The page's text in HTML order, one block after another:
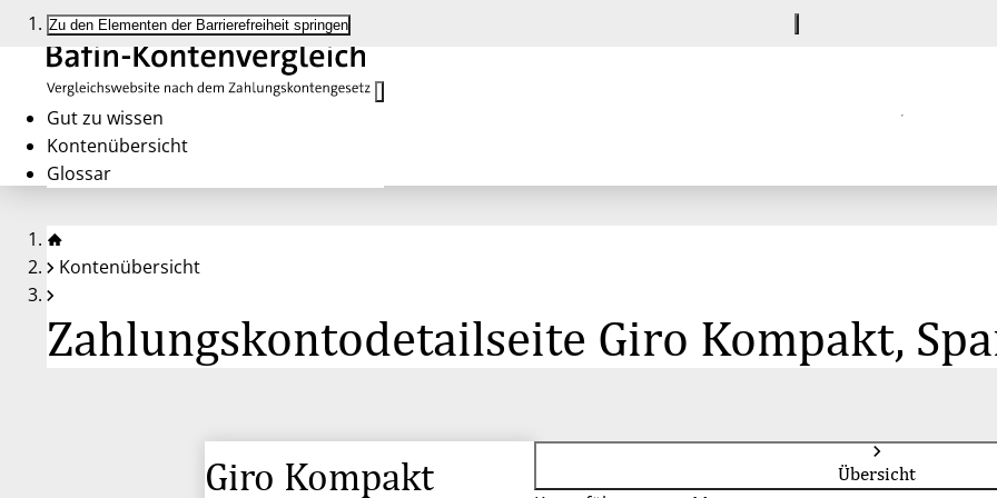
Zu den Elementen der Barrierefreiheit springen
Gut zu wissen
Kontenübersicht
Glossar
Kontenübersicht
Zahlungskontodetailseite Giro Kompakt,
Giro Kompakt Übersicht